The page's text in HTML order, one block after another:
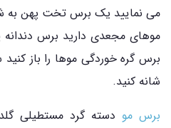
می نمایید یک برس تخت پهن به
موهای مجعدی دارید برس دندانه
برس گره خوردگی موها را باز
شانه کنید.
برس مو دسته گرد مستطیلی